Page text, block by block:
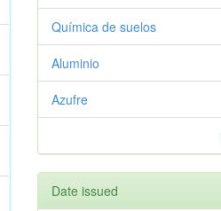
Química de suelos
Aluminio
Azufre
Date issued